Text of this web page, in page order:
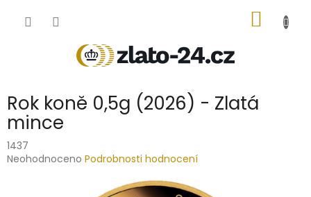
KOŠÍK
Rok koně 0,5g (2026) - Zlatá
mince
1437
Průměrné
Neohodnoceno Podrobnosti hodnocení